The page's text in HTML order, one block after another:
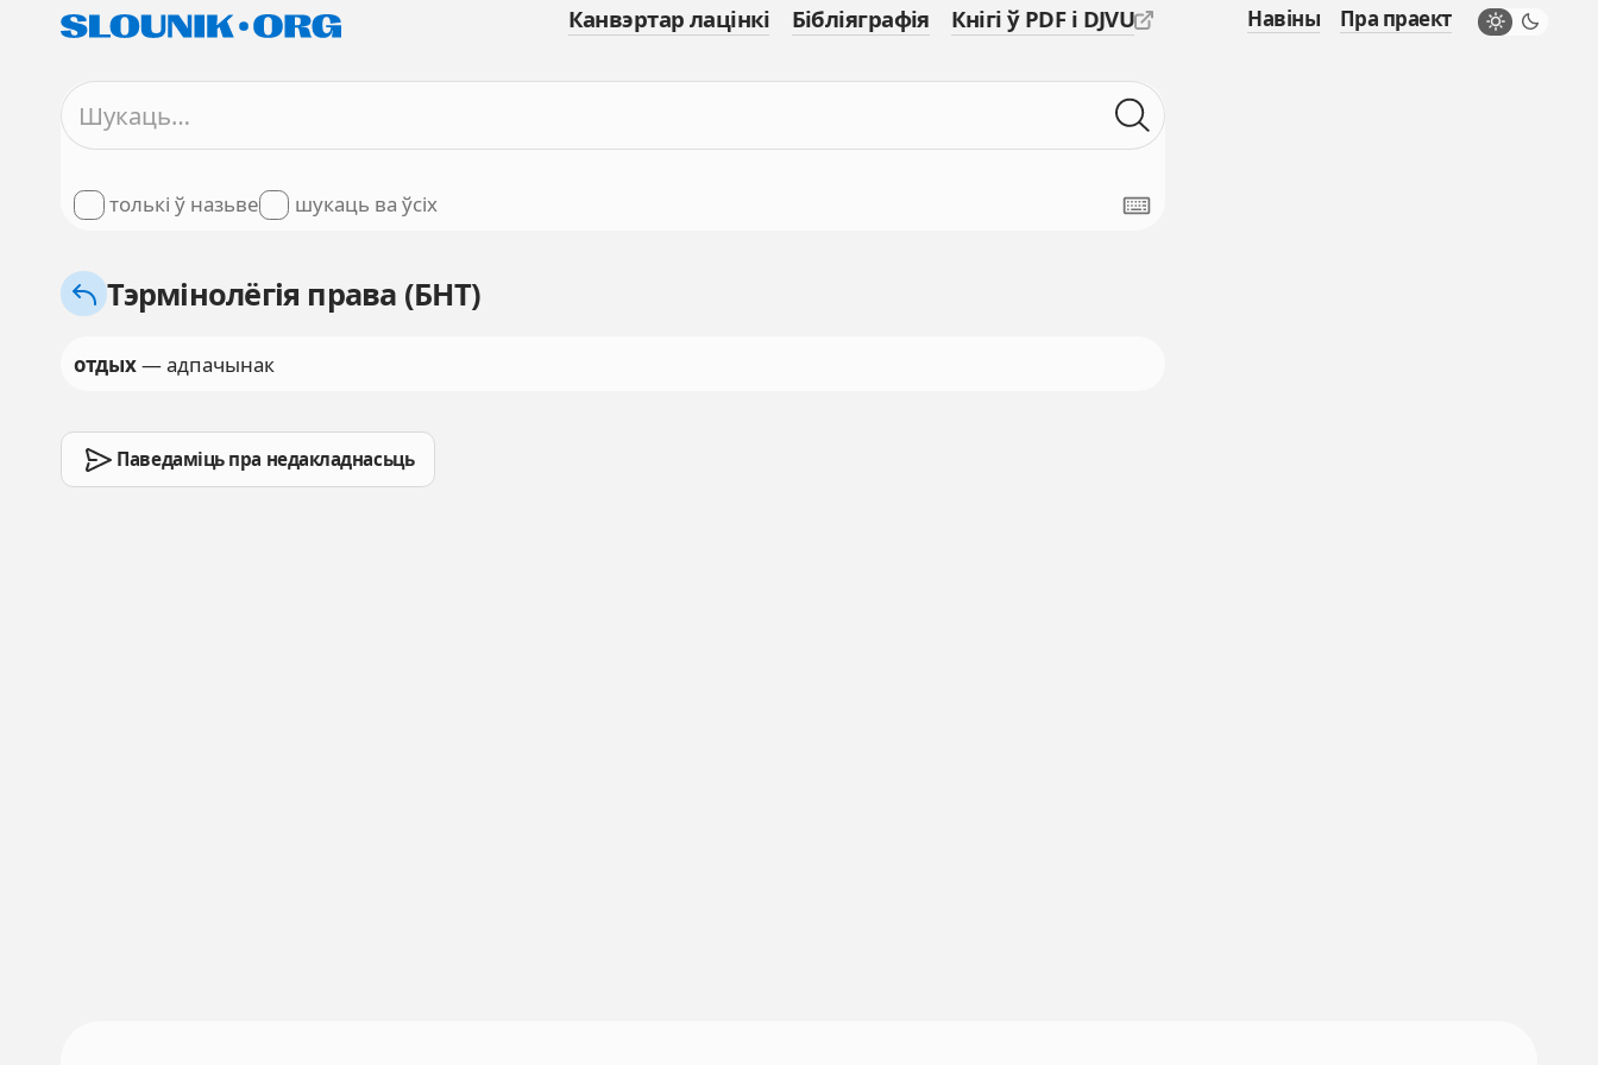
Канвэртар лацінкі Бібліяграфія Кнігі ў PDF і DJVU Навіны Пра праект
толькі ў назьве шукаць ва ўсіх
Тэрмінолёгія права (БНТ)
отдых— адпачынак
Паведаміць пра недакладнасьць